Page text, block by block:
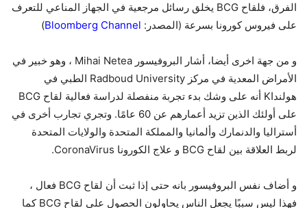
الفرق، فلقاح BCG يخلق رسائل مرجعية في الجهاز المناعي للتعرف
على فيروس كورونا بسرعة (المصدر: Bloomberg Channel
)
و من جهة اخرى أيضا، أشار البروفيسور Mihai Netea ، وهو خبير في
الأمراض المعدية في مركز Radboud University الطبي في
هولنداK أنه على وشك بدء تجربة منفصلة لدراسة فعالية لقاح BCG
على أولئك الذين تزيد أعمارهم عن 60 عامًا. وتجري تجارب أخرى في
أستراليا والدنمارك وألمانيا والمملكة المتحدة والولايات المتحدة
لربط العلاقة بين لقاح BCG و علاج الكورونا CoronaVirus.
و أضاف نفس البروفيسور بانه حتى إذا ثبت أن لقاح BCG فعال ،
فهذا ليس سببًا يجعل الناس يحاولون الحصول على لقاح BCG كما